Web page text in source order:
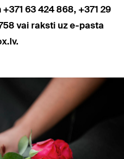
63 424 868, +371 29
vai raksti uz e-pasta